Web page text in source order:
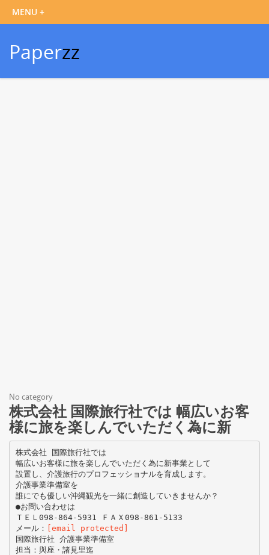
Paperzz
No category
株式会社 国際旅行社では 幅広いお客
様に旅を楽しんでいただく為に新
株式会社 国際旅行社では
幅広いお客様に旅を楽しんでいただく為に新事業として
設置し、介護旅行のプロフェッショナルを育成します。
介護事業準備室を
誰にでも優しい沖縄観光を一緒に創造していきませんか？
●お問い合わせは
ＴＥＬ098-864-5931 ＦＡＸ098-861-5133
メール： [email protected]
国際旅行社 介護事業準備室
担当：與座・諸見里迄